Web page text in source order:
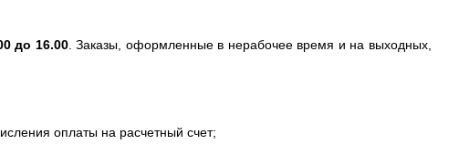
до 16.00. Заказы, оформленные в нерабочее время и на выходных,
оплаты на расчетный счет;